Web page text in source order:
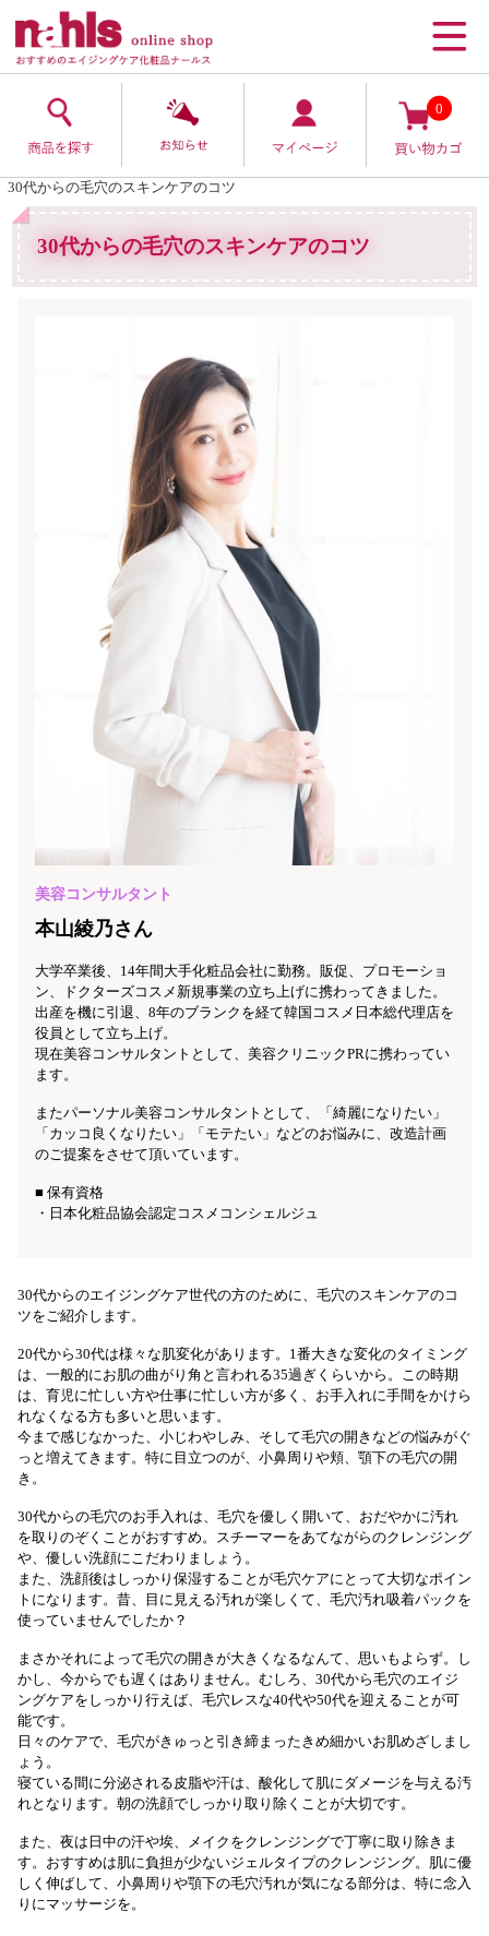
0
30代からの毛穴のスキンケアのコツ
30代からの毛穴のスキンケアのコツ
美容コンサルタント
本山綾乃さん
大学卒業後、14年間大手化粧品会社に勤務。販促、プロモーショ
ン、ドクターズコスメ新規事業の立ち上げに携わってきました。
出産を機に引退、8年のブランクを経て韓国コスメ日本総代理店を
役員として立ち上げ。
現在美容コンサルタントとして、美容クリニックPRに携わってい
ます。
またパーソナル美容コンサルタントとして、「綺麗になりたい」
「カッコ良くなりたい」「モテたい」などのお悩みに、改造計画
のご提案をさせて頂いています。
■ 保有資格
・日本化粧品協会認定コスメコンシェルジュ
30代からのエイジングケア世代の方のために、毛穴のスキンケアのコ
ツをご紹介します。
20代から30代は様々な肌変化があります。1番大きな変化のタイミング
は、一般的にお肌の曲がり角と言われる35過ぎくらいから。この時期
は、育児に忙しい方や仕事に忙しい方が多く、お手入れに手間をかけら
れなくなる方も多いと思います。
今まで感じなかった、小じわやしみ、そして毛穴の開きなどの悩みがぐ
っと増えてきます。特に目立つのが、小鼻周りや頬、顎下の毛穴の開
き。
30代からの毛穴のお手入れは、毛穴を優しく開いて、おだやかに汚れ
を取りのぞくことがおすすめ。スチーマーをあてながらのクレンジング
や、優しい洗顔にこだわりましょう。
また、洗顔後はしっかり保湿することが毛穴ケアにとって大切なポイン
トになります。昔、目に見える汚れが楽しくて、毛穴汚れ吸着パックを
使っていませんでしたか？
まさかそれによって毛穴の開きが大きくなるなんて、思いもよらず。し
かし、今からでも遅くはありません。むしろ、30代から毛穴のエイジ
ングケアをしっかり行えば、毛穴レスな40代や50代を迎えることが可
能です。
日々のケアで、毛穴がきゅっと引き締まったきめ細かいお肌めざしまし
ょう。
寝ている間に分泌される皮脂や汗は、酸化して肌にダメージを与える汚
れとなります。朝の洗顔でしっかり取り除くことが大切です。
また、夜は日中の汗や埃、メイクをクレンジングで丁寧に取り除きま
す。おすすめは肌に負担が少ないジェルタイプのクレンジング。肌に優
しく伸ばして、小鼻周りや顎下の毛穴汚れが気になる部分は、特に念入
りにマッサージを。